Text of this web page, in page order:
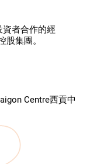
者合作的經
集團。
Centre西貢中